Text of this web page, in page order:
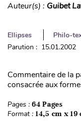
Auteur(s) : Guibet
Ellipses
Philo-
Parution : 15.01.2002
Commentaire de la
consacrée aux
Pages : 64 Pages
Format : 14,5 cm x 19